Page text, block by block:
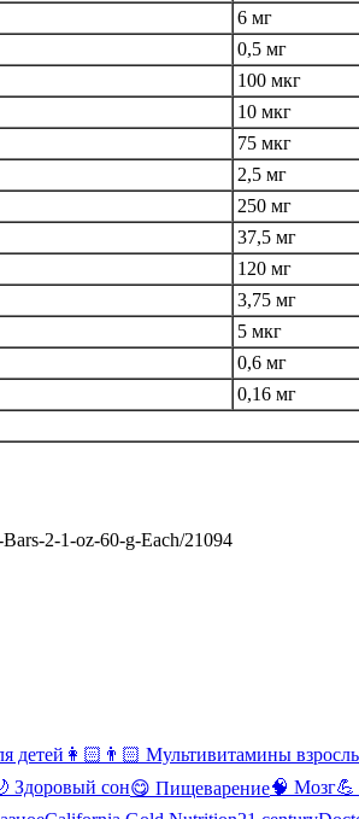
6 мг
0,5 мг
100 мкг
10 мкг
75 мкг
2,5 мг
250 мг
37,5 мг
120 мг
3,75 мг
5 мкг
0,6 мг
0,16 мг
2-1-oz-60-g-Each/21094
детей 👩🏻👨🏻 Мультивитамины
Здоровый сон😋 Пищеварение🧠 Мозг